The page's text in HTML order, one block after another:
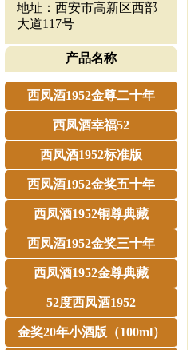
地址：西安市高新区西部
大道117号
产品名称
西凤酒1952金尊二十年
西凤酒幸福52
西凤酒1952标准版
西凤酒1952金奖五十年
西凤酒1952铜尊典藏
西凤酒1952金奖三十年
西凤酒1952金尊典藏
52度西凤酒1952
金奖20年小酒版（100ml）